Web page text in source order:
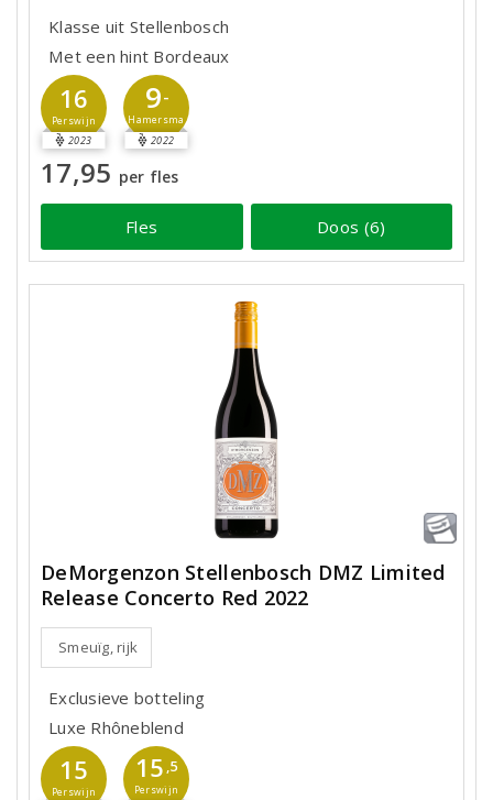
Klasse uit Stellenbosch
Met een hint Bordeaux
16
Perswijn
2023
9-
Hamersma
2022
17,95 per fles
Fles Doos (6)
DeMorgenzon Stellenbosch DMZ Limited
Release Concerto Red 2022
Smeuïg, rijk
Exclusieve botteling
Luxe Rhôneblend
15
Perswijn
15 ,5
Perswijn